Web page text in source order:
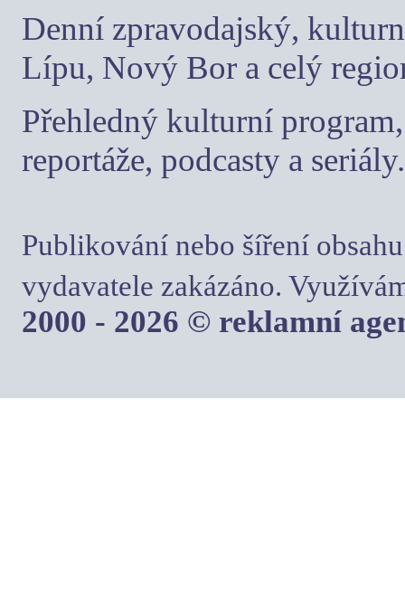
Denní zpravodajský,
Lípu, Nový Bor a celý
Přehledný kulturní
reportáže, podcasty a seriály.
Publikování nebo šíření
vydavatele zakázáno.
2000 - 2026 © reklamní